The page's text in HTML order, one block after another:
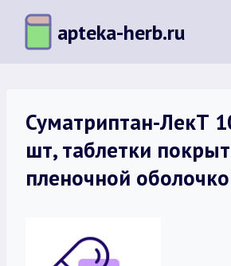
Перейти
содержимому
apteka-herb.ru
Суматриптан-ЛекТ
шт, таблетки
пленочной